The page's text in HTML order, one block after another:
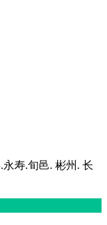
寿.旬邑. 彬州. 长